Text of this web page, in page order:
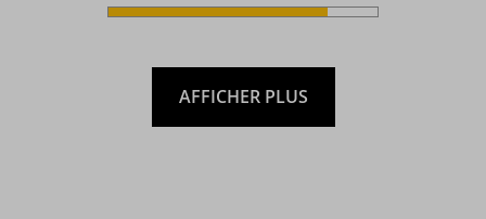
AFFICHER PLUS